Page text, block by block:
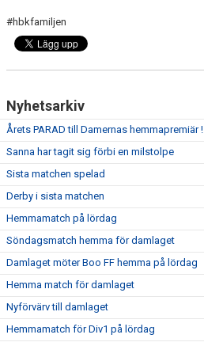
#hbkfamiljen
Nyhetsarkiv
Årets PARAD till Damernas hemmapremiär !
Sanna har tagit sig förbi en milstolpe
Sista matchen spelad
Derby i sista matchen
Hemmamatch på lördag
Söndagsmatch hemma för damlaget
Damlaget möter Boo FF hemma på lördag
Hemma match för damlaget
Nyförvärv till damlaget
Hemmamatch för Div1 på lördag